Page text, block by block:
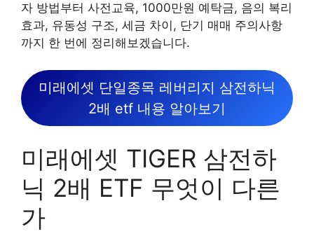
자 방법부터 사전교육, 1000만원 예탁금, 음의 복리
효과, 유동성 구조, 세금 차이, 단기 매매 주의사항
까지 한 번에 정리해보겠습니다.
미래에셋 단일종목 레버리지 삼전하닉
2배 etf 내용 알아보기
미래에셋 TIGER 삼전하
닉 2배 ETF 무엇이 다른
가